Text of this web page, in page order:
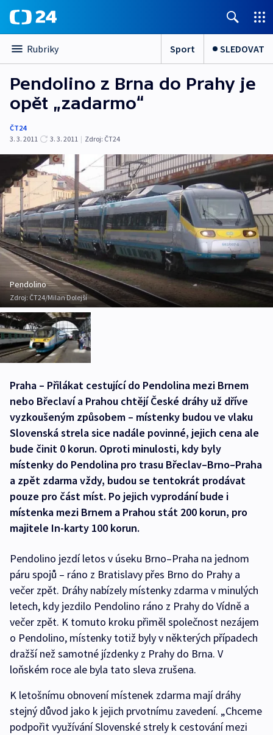
Rubriky Sport SLEDOVAT
Pendolino z Brna do Prahy je
opět „zadarmo“
ČT24
3. 3. 2011
3. 3. 2011 | Zdroj: ČT24
Pendolino
Zdroj: ČT24/Milan Dolejší
Praha – Přilákat cestující do Pendolina mezi Brnem
nebo Břeclaví a Prahou chtějí České dráhy už dříve
vyzkoušeným způsobem – místenky budou ve vlaku
Slovenská strela sice nadále povinné, jejich cena ale
bude činit 0 korun. Oproti minulosti, kdy byly
místenky do Pendolina pro trasu Břeclav–Brno–Praha
a zpět zdarma vždy, budou se tentokrát prodávat
pouze pro část míst. Po jejich vyprodání bude i
místenka mezi Brnem a Prahou stát 200 korun, pro
majitele In-karty 100 korun.
Pendolino jezdí letos v úseku Brno–Praha na jednom
páru spojů – ráno z Bratislavy přes Brno do Prahy a
večer zpět. Dráhy nabízely místenky zdarma v minulých
letech, kdy jezdilo Pendolino ráno z Prahy do Vídně a
večer zpět. K tomuto kroku přiměl společnost nezájem
o Pendolino, místenky totiž byly v některých případech
dražší než samotné jízdenky z Prahy do Brna. V
loňském roce ale byla tato sleva zrušena.
K letošnímu obnovení místenek zdarma mají dráhy
stejný důvod jako k jejich prvotnímu zavedení. „Chceme
podpořit využívání Slovenské strely k cestování mezi